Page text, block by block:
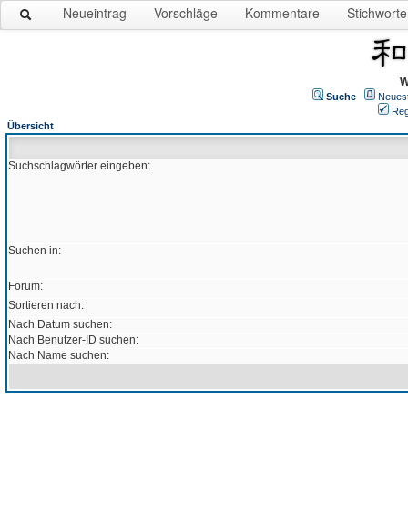
Neueintrag Vorschläge Kommentare Stichworte
Suche
Übersicht
Suchschlagwörter eingeben:
Suchen in:
Forum:
Sortieren nach:
Nach Datum suchen:
Nach Benutzer-ID suchen:
Nach Name suchen: